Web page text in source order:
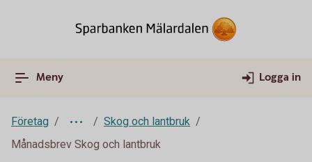
Meny Logga in
Företag
Skog och lantbruk
Månadsbrev Skog och lantbruk